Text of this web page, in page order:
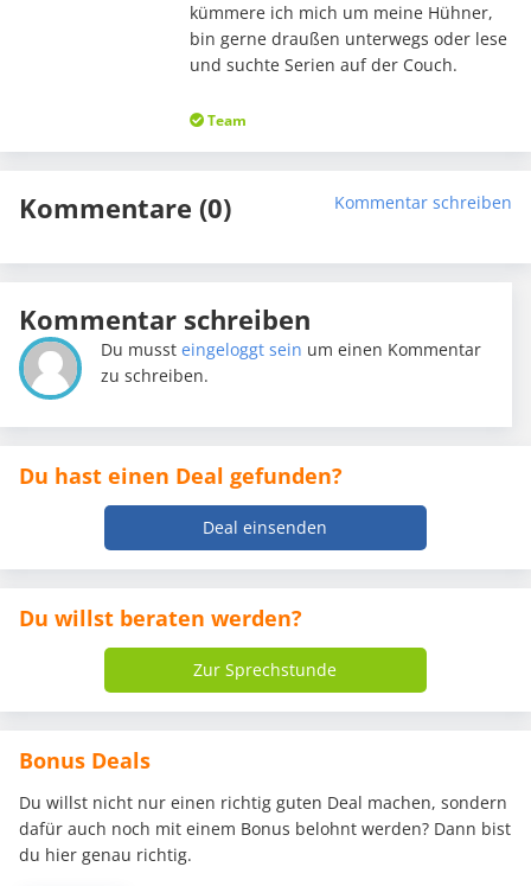
kümmere ich mich um meine Hühner,
bin gerne draußen unterwegs oder lese
und suchte Serien auf der Couch.
Team
Kommentare (0) Kommentar schreiben
Kommentar schreiben
Du mussteingeloggt sein um einen Kommentar
zu schreiben.
Du hast einen Deal gefunden?
Deal einsenden
Du willst beraten werden?
Zur Sprechstunde
Bonus Deals
Du willst nicht nur einen richtig guten Deal machen, sondern
dafür auch noch mit einem Bonus belohnt werden? Dann bist
du hier genau richtig.